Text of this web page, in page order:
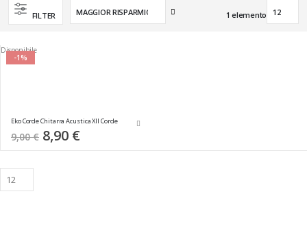
FILTER
Imposta
1 elemento
-1%
Disponibile
Eko Corde Chitarra Acustica XII Corde
9,00 € Special
Price
8,90 €